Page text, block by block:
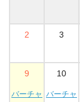
2 3
9
バーチャ
10
バーチャ